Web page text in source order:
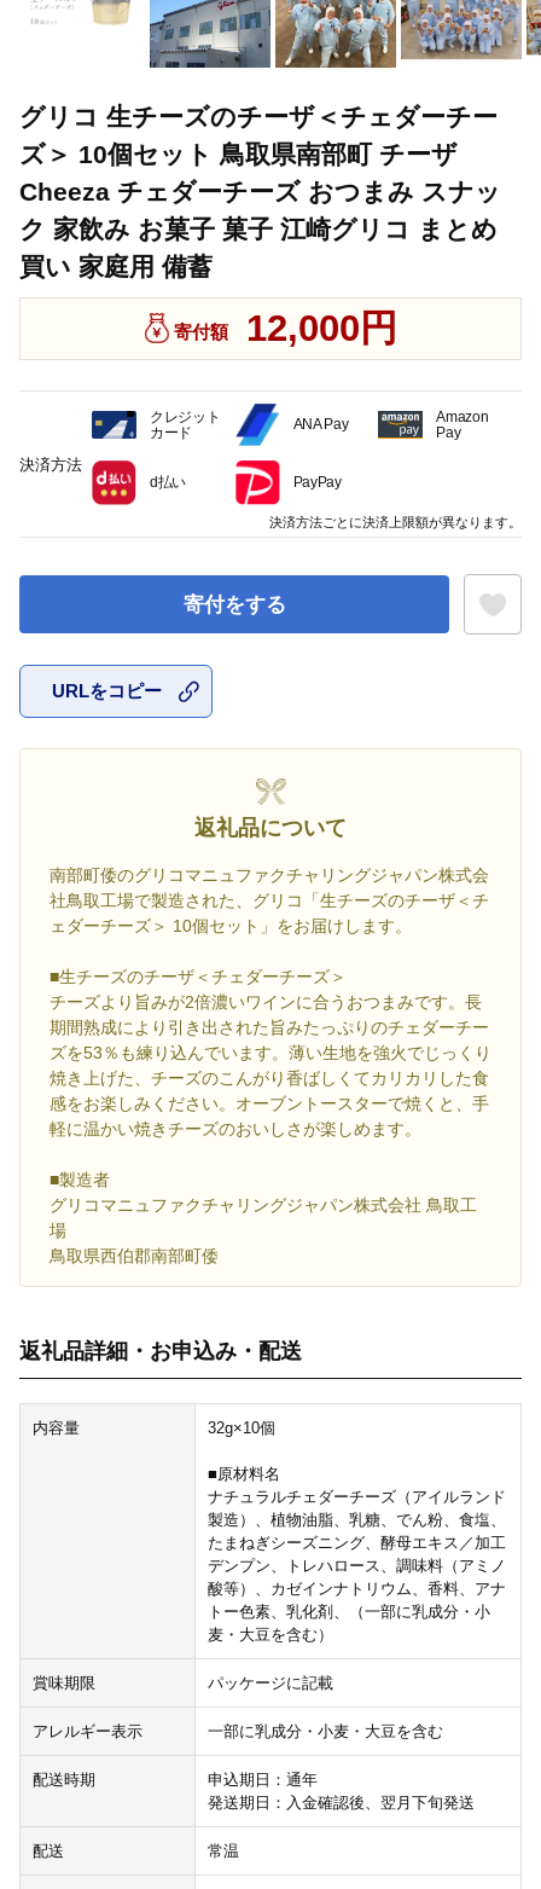
グリコ 生チーズのチーザ＜チェダーチー
ズ＞ 10個セット 鳥取県南部町 チーザ
Cheeza チェダーチーズ おつまみ スナッ
ク 家飲み お菓子 菓子 江崎グリコ まとめ
買い 家庭用 備蓄
寄付額 12,000円
寄付をする
URLをコピー
返礼品について
南部町倭のグリコマニュファクチャリングジャパン株式会
社鳥取工場で製造された、グリコ「生チーズのチーザ＜チ
ェダーチーズ＞ 10個セット」をお届けします。
■生チーズのチーザ＜チェダーチーズ＞
チーズより旨みが2倍濃いワインに合うおつまみです。長
期間熟成により引き出された旨みたっぷりのチェダーチー
ズを53％も練り込んでいます。薄い生地を強火でじっくり
焼き上げた、チーズのこんがり香ばしくてカリカリした食
感をお楽しみください。オーブントースターで焼くと、手
軽に温かい焼きチーズのおいしさが楽しめます。
■製造者
グリコマニュファクチャリングジャパン株式会社 鳥取工
場
鳥取県西伯郡南部町倭
返礼品詳細・お申込み・配送
内容量 32g×10個
■原材料名
ナチュラルチェダーチーズ（アイルランド
製造）、植物油脂、乳糖、でん粉、食塩、
たまねぎシーズニング、酵母エキス／加工
デンプン、トレハロース、調味料（アミノ
酸等）、カゼインナトリウム、香料、アナ
トー色素、乳化剤、（一部に乳成分・小
麦・大豆を含む）
賞味期限 パッケージに記載
アレルギー表示 一部に乳成分・小麦・大豆を含む
配送時期
申込期日：通年
発送期日：入金確認後、翌月下旬発送
配送 常温
決済方法
クレジット
カード
ANA Pay
Amazon
Pay
d払い PayPay
決済方法ごとに決済上限額が異なります。